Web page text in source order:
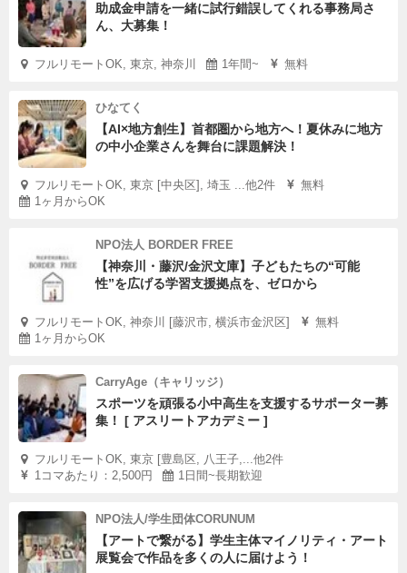
助成金申請を一緒に試行錯誤してくれる事務局さ
ん、大募集！
フルリモートOK, 東京, 神奈川 1年間~ 無料
ひなてく
【AI×地方創生】首都圏から地方へ！夏休みに地方
の中小企業さんを舞台に課題解決！
フルリモートOK, 東京 [中央区], 埼玉 ...他2件
無料
1ヶ月からOK
NPO法人 BORDER FREE
【神奈川・藤沢/金沢文庫】子どもたちの“可能
性”を広げる学習支援拠点を、ゼロから
フルリモートOK, 神奈川 [藤沢市, 横浜市金沢区]
無料
1ヶ月からOK
CarryAge（キャリッジ）
スポーツを頑張る小中高生を支援するサポーター募
集！ [ アスリートアカデミー ]
フルリモートOK, 東京 [豊島区, 八王子,...他2件
1コマあたり：2,500円
1日間~長期歓迎
NPO法人/学生団体CORUNUM
【アートで繋がる】学生主体マイノリティ・アート
展覧会で作品を多くの人に届けよう！